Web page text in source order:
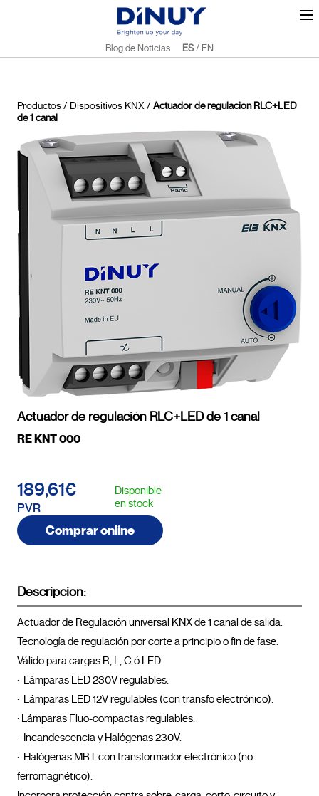
Blog de Noticias ES/ EN
Productos/ Dispositivos KNX/ Actuador de regulación RLC+LED
de 1 canal
Actuador de regulación RLC+LED de 1 canal
RE KNT 000
189,61€
PVR
Disponible
en stock
Comprar online
Descripción:
Actuador de Regulación universal KNX de 1 canal de salida.
Tecnología de regulación por corte a principio o fin de fase.
Válido para cargas R, L, C ó LED:
·  Lámparas LED 230V regulables.
·  Lámparas LED 12V regulables (con transfo electrónico).
· Lámparas Fluo-compactas regulables.
·  Incandescencia y Halógenas 230V.
·  Halógenas MBT con transformador electrónico (no
ferromagnético).